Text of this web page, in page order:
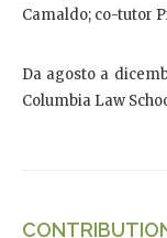
Camaldo; co-tutor
Da agosto a
Columbia Law